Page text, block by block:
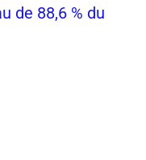
de 88,6 % du